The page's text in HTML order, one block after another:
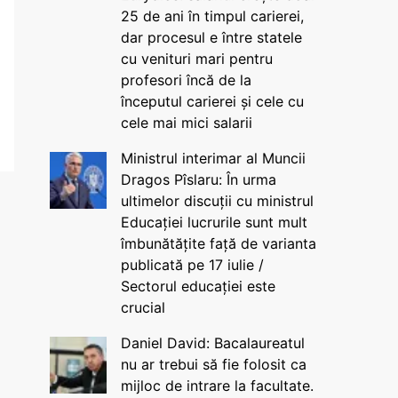
25 de ani în timpul carierei,
dar procesul e între statele
cu venituri mari pentru
profesori încă de la
începutul carierei și cele cu
cele mai mici salarii
Ministrul interimar al Muncii
Dragos Pîslaru: În urma
ultimelor discuții cu ministrul
Educației lucrurile sunt mult
îmbunătățite față de varianta
publicată pe 17 iulie /
Sectorul educației este
crucial
Daniel David: Bacalaureatul
nu ar trebui să fie folosit ca
mijloc de intrare la facultate.